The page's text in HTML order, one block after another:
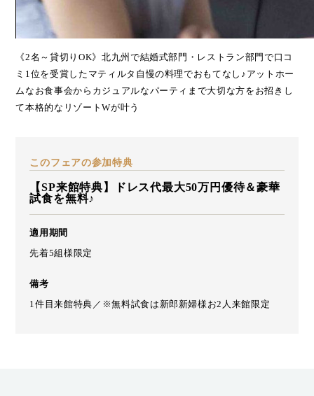
《2名～貸切りOK》北九州で結婚式部門・レストラン部門で口コ
ミ1位を受賞したマティルタ自慢の料理でおもてなし♪アットホー
ムなお食事会からカジュアルなパーティまで大切な方をお招きし
て本格的なリゾートWが叶う
このフェアの参加特典
【SP来館特典】ドレス代最大50万円優待＆豪華
試食を無料♪
適用期間
先着5組様限定
備考
1件目来館特典／※無料試食は新郎新婦様お2人来館限定